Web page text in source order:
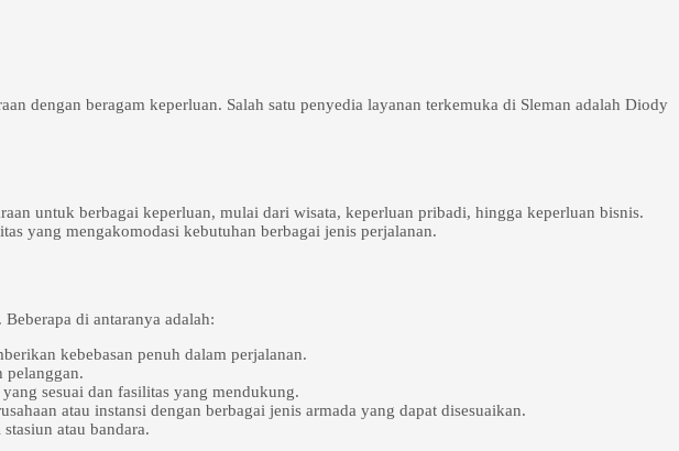
dengan beragam keperluan. Salah satu penyedia layanan terkemuka di Sleman adalah Diody
untuk berbagai keperluan, mulai dari wisata, keperluan pribadi, hingga keperluan bisnis.
yang mengakomodasi kebutuhan berbagai jenis perjalanan.
di antaranya adalah:
kebebasan penuh dalam perjalanan.
pelanggan.
sesuai dan fasilitas yang mendukung.
atau instansi dengan berbagai jenis armada yang dapat disesuaikan.
atau bandara.